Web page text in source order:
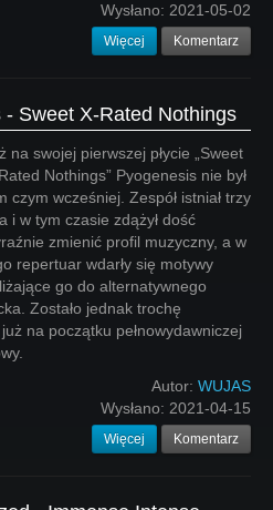
Wysłano: 2021-05-02
Więcej Komentarz
- Sweet X-Rated Nothings
na swojej pierwszej płycie „Sweet
Nothings” Pyogenesis nie był
czym wcześniej. Zespół istniał trzy
i w tym czasie zdążył dość
zmienić profil muzyczny, a w
repertuar wdarły się motywy
go do alternatywnego
Zostało jednak trochę
na początku pełnowydawniczej
Autor: WUJAS
Wysłano: 2021-04-15
Więcej Komentarz